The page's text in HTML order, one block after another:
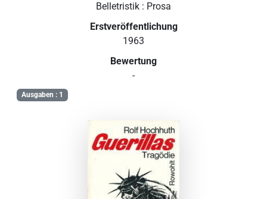
Belletristik : Prosa
Erstveröffentlichung
1963
Bewertung
-
Ausgaben : 1